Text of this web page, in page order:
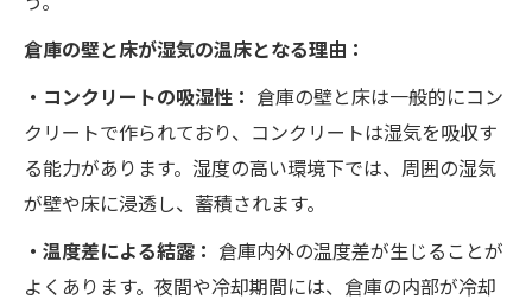
倉庫の壁と床が湿気の温床となる理由：
・コンクリートの吸湿性： 倉庫の壁と床は一般的にコン
クリートで作られており、コンクリートは湿気を吸収す
る能力があります。湿度の高い環境下では、周囲の湿気
が壁や床に浸透し、蓄積されます。
・温度差による結露： 倉庫内外の温度差が生じることが
よくあります。夜間や冷却期間には、倉庫の内部が冷却